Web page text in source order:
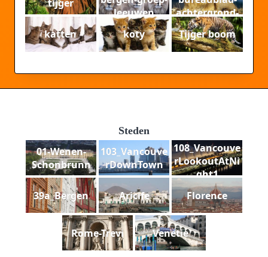
tijger
leeuwen
achtergrond-
hd-leeuwen-
wallpaper-
foto
katten koty Tijger boom
Steden
01-Wenen-
Schonbrunn
103_Vancouve
rDownTown
108_Vancouve
rLookoutAtNi
ght1
39a_Bergen
Aricife Florence
Rome-Trevi Venetie